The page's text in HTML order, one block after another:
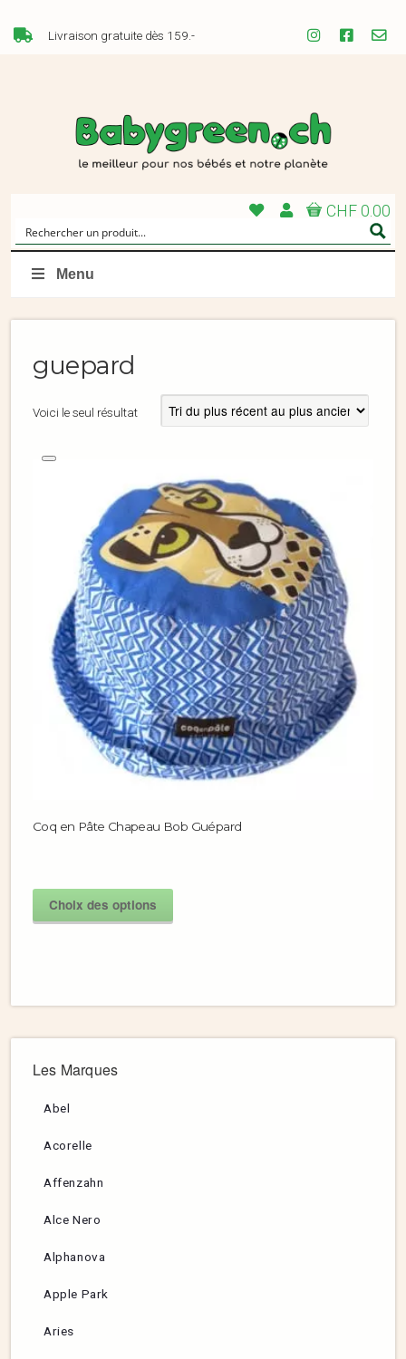
Livraison gratuite dès 159.-
CHF 0.00
Menu
guepard
Voici le seul résultat
Coq en Pâte Chapeau Bob Guépard
Choix des options
Les Marques
Abel
Acorelle
Affenzahn
Alce Nero
Alphanova
Apple Park
Aries